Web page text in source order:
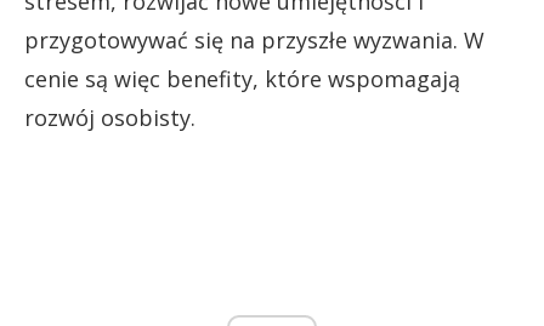
przygotowywać się na przyszłe wyzwania. W
cenie są więc benefity, które wspomagają
rozwój osobisty.